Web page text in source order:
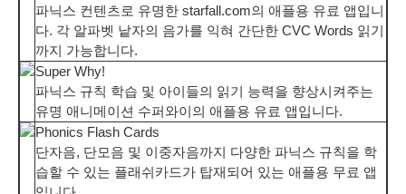
파닉스 컨텐츠로 유명한 starfall.com의 애플용 유료 앱입니
다. 각 알파벳 낱자의 음가를 익혀 간단한 CVC Words 읽기
까지 가능합니다.
Super Why!
파닉스 규칙 학습 및 아이들의 읽기 능력을 향상시켜주는
유명 애니메이션 수퍼와이의 애플용 유료 앱입니다.
Phonics Flash Cards
단자음, 단모음 및 이중자음까지 다양한 파닉스 규칙을 학
습할 수 있는 플래쉬카드가 탑재되어 있는 애플용 무료 앱